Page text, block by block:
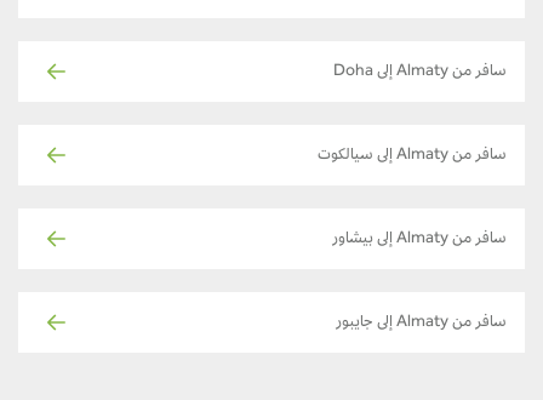
سافر من Almaty إلى Doha
سافر من Almaty إلى سيالكوت
سافر من Almaty إلى بيشاور
سافر من Almaty إلى جايبور